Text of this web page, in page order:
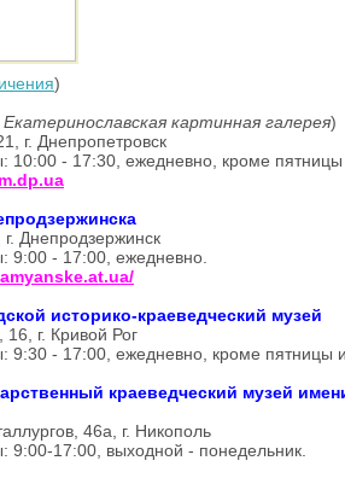
)
Екатеринославская картинная галерея)
г. Днепропетровск
10:00 - 17:30, ежедневно, кроме
Днепродзержинск
9:00 - 17:00, ежедневно.
историко-краеведческий музей
г. Кривой Рог
9:30 - 17:00, ежедневно, кроме пятницы
краеведческий музей
46а, г. Никополь
9:00-17:00, выходной - понедельник.